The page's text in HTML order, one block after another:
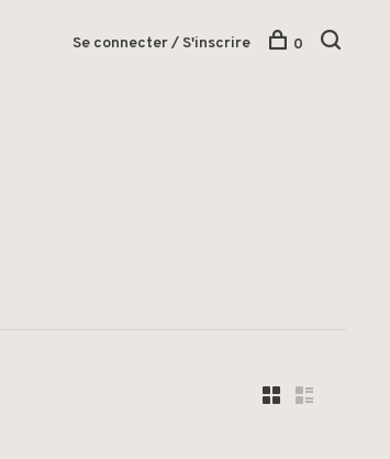
Se connecter / S'inscrire 0